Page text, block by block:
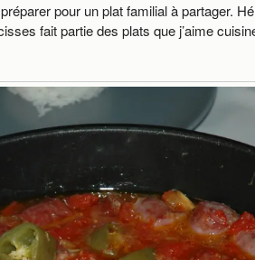
pour un plat familial à partager.
fait partie des plats que j’aime